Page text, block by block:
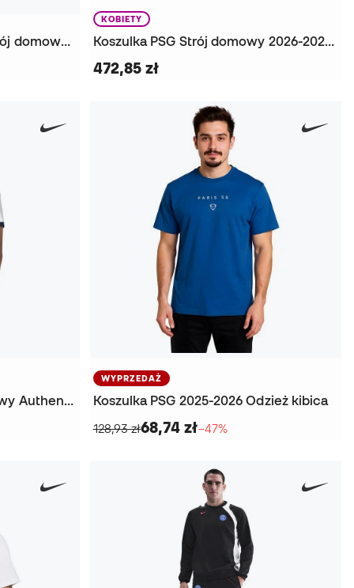
Koszulka Authentic PSG Strój domowy 2026-2027
KOBIETY
Koszulka PSG Strój domowy 2026-2027 Kobieta
472,85 zł
Koszulka Psg Strój wyjazdowy Authentic 2026-2027
WYPRZEDAŻ
Koszulka PSG 2025-2026 Odzież kibica
128,93 zł68,74 zł−47%